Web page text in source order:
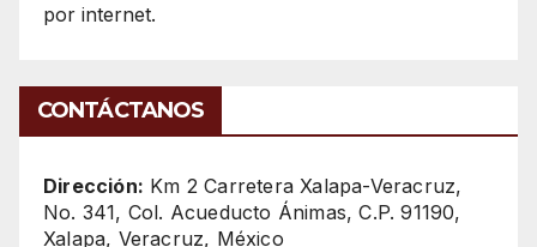
por internet.
CONTÁCTANOS
Dirección: Km 2 Carretera Xalapa-Veracruz,
No. 341, Col. Acueducto Ánimas, C.P. 91190,
Xalapa, Veracruz, México